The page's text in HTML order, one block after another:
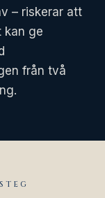
– riskerar att
kan ge
från två